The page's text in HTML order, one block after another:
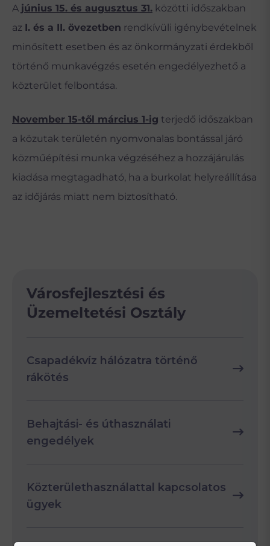
A június 15. és augusztus 31. közötti időszakban
az I. és a II. övezetben rendkívüli igénybevételnek
minősített esetben és az önkormányzati érdekből
történő munkavégzés esetén engedélyezhető a
közterület felbontása.
November 15-től március 1-ig terjedő időszakban
a közutak területén nyomvonalas bontással járó
közműépítési munka végzéséhez a hozzájárulás
kiadása megtagadható, ha a burkolat helyreállítása
az időjárás miatt nem biztosítható.
Városfejlesztési és
Üzemeltetési Osztály
Csapadékvíz hálózatra történő
rákötés
Behajtási- és úthasználati
engedélyek
Közterülethasználattal kapcsolatos
ügyek